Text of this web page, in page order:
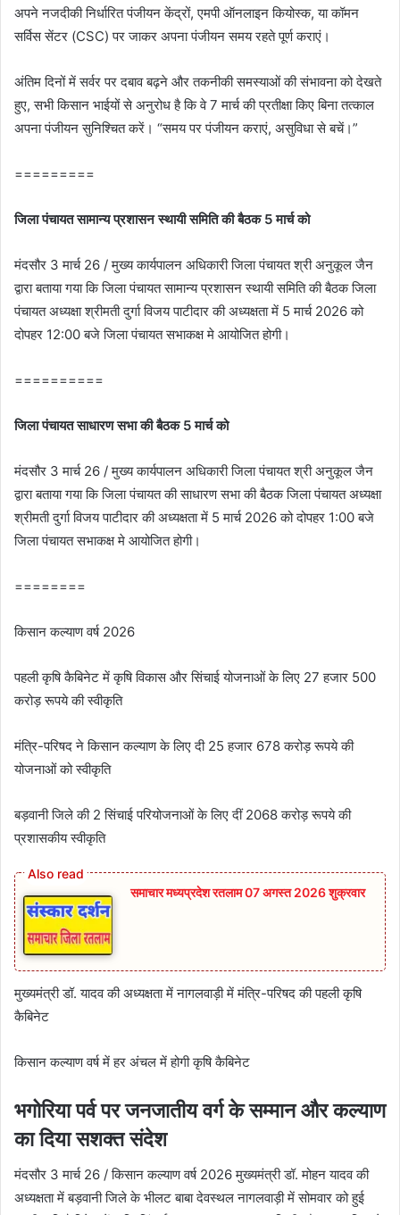
अपने नजदीकी निर्धारित पंजीयन केंद्रों, एमपी ऑनलाइन कियोस्क, या कॉमन
सर्विस सेंटर (CSC) पर जाकर अपना पंजीयन समय रहते पूर्ण कराएं।
अंतिम दिनों में सर्वर पर दबाव बढ़ने और तकनीकी समस्याओं की संभावना को देखते
हुए, सभी किसान भाईयों से अनुरोध है कि वे 7 मार्च की प्रतीक्षा किए बिना तत्काल
अपना पंजीयन सुनिश्चित करें। “समय पर पंजीयन कराएं, असुविधा से बचें।”
=========
जिला पंचायत सामान्‍य प्रशासन स्‍थायी समिति की बैठक 5 मार्च को
मंदसौर 3 मार्च 26 / मुख्‍य कार्यपालन अधिकारी जिला पंचायत श्री अनुकूल जैन
द्वारा बताया गया कि जिला पंचायत सामान्‍य प्रशासन स्‍थायी समिति की बैठक जिला
पंचायत अध्यक्षा श्रीमती दुर्गा विजय पाटीदार की अध्‍यक्षता में 5 मार्च 2026 को
दोपहर 12:00 बजे जिला पंचायत सभाकक्ष मे आयोजित होगी।
==========
जिला पंचायत साधारण सभा की बैठक 5 मार्च को
मंदसौर 3 मार्च 26 / मुख्‍य कार्यपालन अधिकारी जिला पंचायत श्री अनुकूल जैन
द्वारा बताया गया कि जिला पंचायत की साधारण सभा की बैठक जिला पंचायत अध्यक्षा
श्रीमती दुर्गा विजय पाटीदार की अध्‍यक्षता में 5 मार्च 2026 को दोपहर 1:00 बजे
जिला पंचायत सभाकक्ष मे आयोजित होगी।
========
किसान कल्याण वर्ष 2026
पहली कृषि कैबिनेट में कृषि विकास और सिंचाई योजनाओं के लिए 27 हजार 500
करोड़ रूपये की स्वीकृति
मंत्रि-परिषद ने किसान कल्याण के लिए दी 25 हजार 678 करोड़ रूपये की
योजनाओं को स्वीकृति
बड़वानी जिले की 2 सिंचाई परियोजनाओं के लिए दीं 2068 करोड़ रूपये की
प्रशासकीय स्वीकृति
समाचार मध्यप्रदेश रतलाम 07 अगस्त 2026 शुक्रवार
मुख्यमंत्री डॉ. यादव की अध्यक्षता में नागलवाड़ी में मंत्रि-परिषद की पहली कृषि
कैबिनेट
किसान कल्याण वर्ष में हर अंचल में होगी कृषि कैबिनेट
भगोरिया पर्व पर जनजातीय वर्ग के सम्मान और कल्याण
का दिया सशक्त संदेश
मंदसौर 3 मार्च 26 / किसान कल्याण वर्ष 2026 मुख्यमंत्री डॉ. मोहन यादव की
अध्यक्षता में बड़वानी जिले के भीलट बाबा देवस्थल नागलवाड़ी में सोमवार को हुई